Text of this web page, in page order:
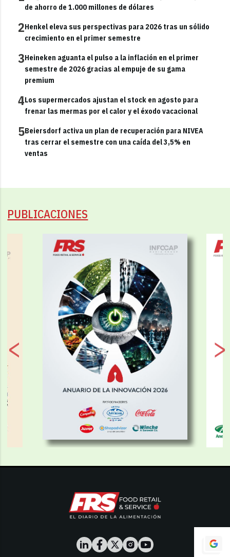
de ahorro de 1.000 millones de dólares
2Henkel eleva sus perspectivas para 2026 tras un sólido
crecimiento en el primer semestre
3Heineken aguanta el pulso a la inflación en el primer
semestre de 2026 gracias al empuje de su gama
premium
4Los supermercados ajustan el stock en agosto para
frenar las mermas por el calor y el éxodo vacacional
5Beiersdorf activa un plan de recuperación para NIVEA
tras cerrar el semestre con una caída del 3,5% en
ventas
PUBLICACIONES